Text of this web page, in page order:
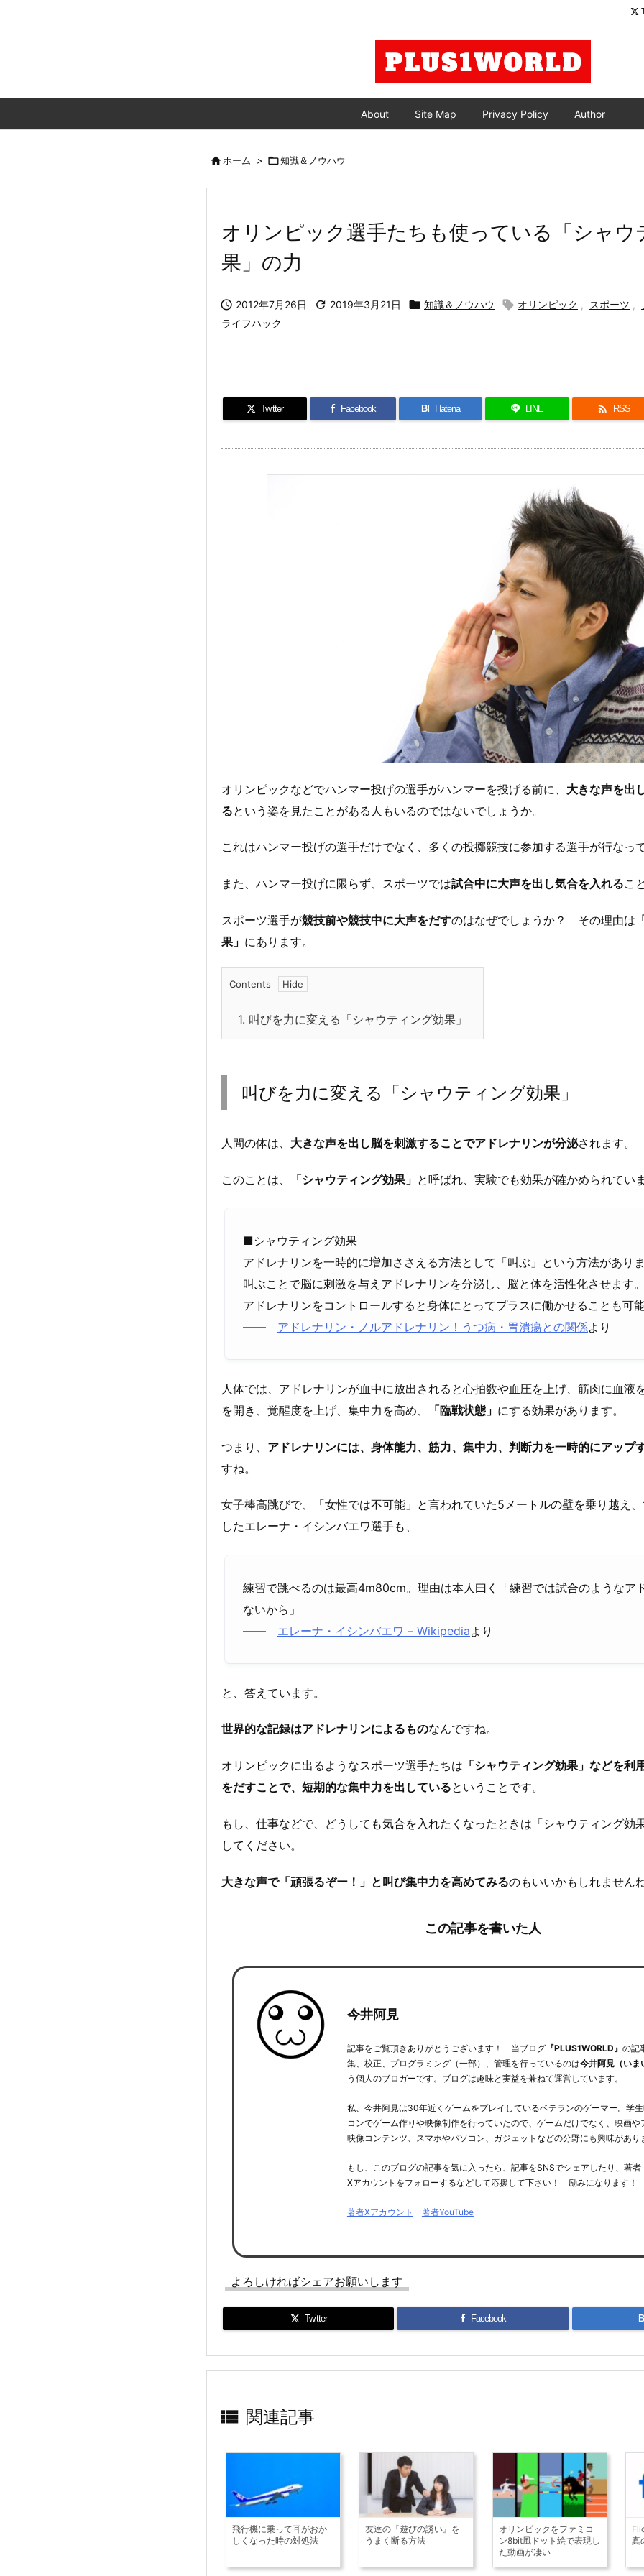
About Site Map Privacy Policy Author
ホーム > 知識＆ノウハウ
オリンピック選手たちも使っている「シャウ
果」の力
 2012年7月26日  2019年3月21日  知識＆ノウハウ  オリンピック , スポーツ ,
ライフハック
Twitter Facebook B! Hatena LINE  RSS
オリンピックなどでハンマー投げの選手がハンマーを投げる前に、 大きな声を出
るという姿を見たことがある人もいるのではないでしょうか。
これはハンマー投げの選手だけでなく、多くの投擲競技に参加する選手が行なっ
また、ハンマー投げに限らず、スポーツでは試合中に大声を出し気合を入れるこ
スポーツ選手が競技前や競技中に大声をだすのはなぜでしょうか？ その理由は
果」 にあります。
Contents
1. 叫びを力に変える「シャウティング効果」
叫びを力に変える「シャウティング効果」
人間の体は、 大きな声を出し脳を刺激することでアドレナリンが分泌されます。
このことは、 「シャウティング効果」 と呼ばれ、実験でも効果が確かめられていま
■シャウティング効果
アドレナリンを一時的に増加ささえる方法として「叫ぶ」という方法がありま
叫ぶことで脳に刺激を与えアドレナリンを分泌し、脳と体を活性化させます。
アドレナリンをコントロールすると身体にとってプラスに働かせることも可能
―― アドレナリン・ノルアドレナリン！うつ病・胃潰瘍との関係より
人体では、アドレナリンが血中に放出されると心拍数や血圧を上げ、筋肉に血液
を開き、覚醒度を上げ、集中力を高め、
「臨戦状態」 にする効果があります。
つまり、 アドレナリンには、身体能力、筋力、集中力、判断力を一時的にアップ
すね。
女子棒高跳びで、「女性では不可能」と言われていた5メートルの壁を乗り越え
したエレーナ・イシンバエワ選手も、
練習で跳べるのは最高4m80cm。理由は本人曰く「練習では試合のようなア
ないから」
―― エレーナ・イシンバエワ – Wikipediaより
と、答えています。
世界的な記録はアドレナリンによるものなんですね。
オリンピックに出るようなスポーツ選手たちは 「シャウティング効果」などを利用
をだすことで、短期的な集中力を出しているということです。
もし、仕事などで、どうしても気合を入れたくなったときは「シャウティング効
してください。
大きな声で「頑張るぞー！」と叫び集中力を高めてみるのもいいかもしれませんね
この記事を書いた人
今井阿見
記事をご覧頂きありがとうございます！ 当ブログ『PLUS1WORLD』 の記
集、校正、プログラミング（一部）、管理を行っているのは今井阿見（いま
う個人のブロガーです。ブログは趣味と実益を兼ねて運営しています。
私、今井阿見は30年近くゲームをプレイしているベテランのゲーマー。学
コンでゲーム作りや映像制作を行っていたので、ゲームだけでなく、映画や
映像コンテンツ、スマホやパソコン、ガジェットなどの分野にも興味があり
もし、このブログの記事を気に入ったら、記事をSNSでシェアしたり、著者
Xアカウントをフォローするなどして応援して下さい！ 励みになります！
著者Xアカウント 著者YouTube
よろしければシェアお願いします
Twitter Facebook
 関連記事
飛行機に乗って耳がおか
しくなった時の対処法
友達の『遊びの誘い』を
うまく断る方法
オリンピックをファミコ
ン8bit風ドット絵で表現し
た動画が凄い
真